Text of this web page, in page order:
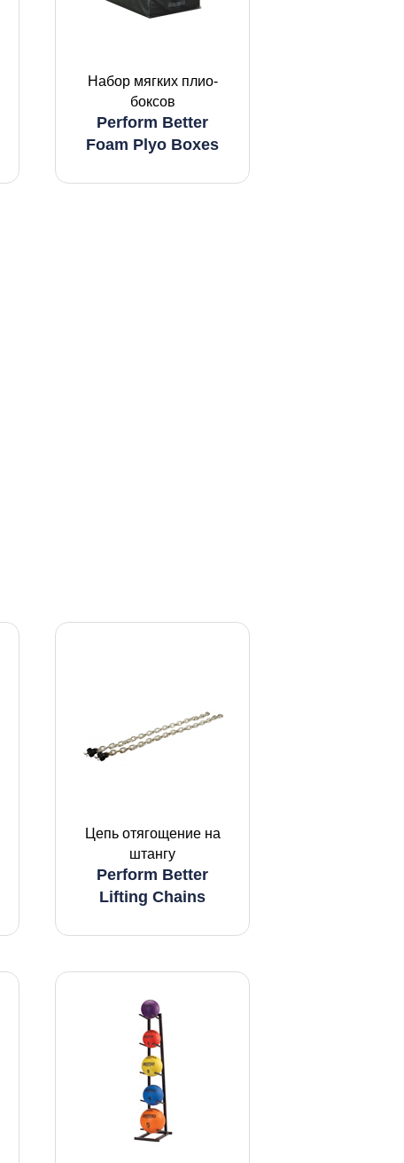
Набор мягких плио-
боксов
Perform Better
Foam Plyo Boxes
Цепь отягощение на
штангу
Perform Better
Lifting Chains